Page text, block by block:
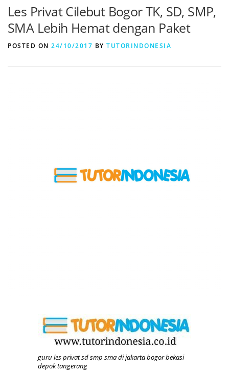
Les Privat Cilebut Bogor TK, SD, SMP,
SMA Lebih Hemat dengan Paket
POSTED ON 24/10/2017 BY TUTORINDONESIA
guru les privat sd smp sma di jakarta bogor bekasi
depok tangerang